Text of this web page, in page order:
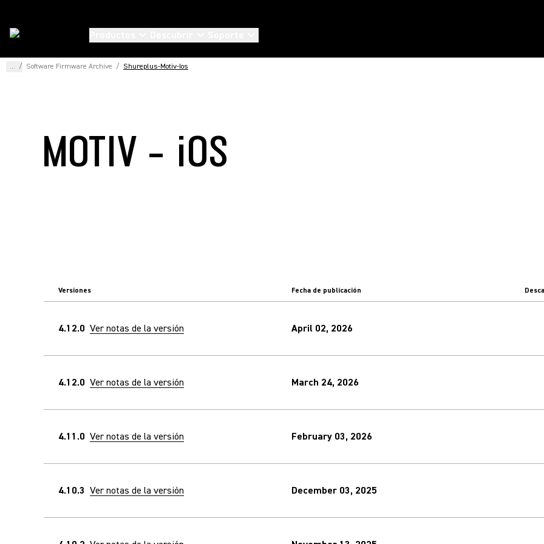
... / Software Firmware Archive / Shureplus-Motiv-Ios
MOTIV - iOS
Versiones Fecha de publicación
4.12.0 Ver notas de la versión April 02, 2026
4.12.0 Ver notas de la versión March 24, 2026
4.11.0 Ver notas de la versión February 03, 2026
4.10.3 Ver notas de la versión December 03, 2025